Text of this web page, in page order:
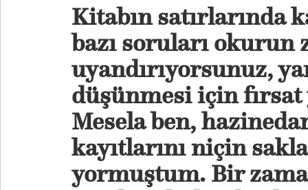
Kitabın satırlarında
bazı soruları okurun
uyandırıyorsunuz,
düşünmesi için
Mesela ben,
kayıtlarını niçin
yormuştum. Bir